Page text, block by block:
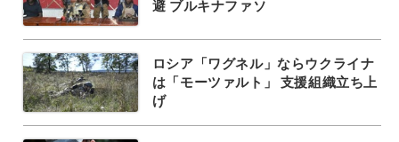
避 ブルキナファソ
ロシア「ワグネル」ならウクライナ
は「モーツァルト」 支援組織立ち上
げ